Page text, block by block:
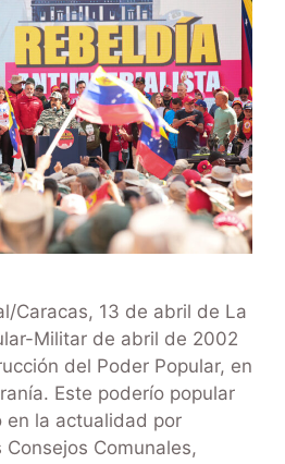
Caracas, 13 de abril de La
Militar de abril de 2002
del Poder Popular, en
Este poderío popular
en la actualidad por
Comunales,